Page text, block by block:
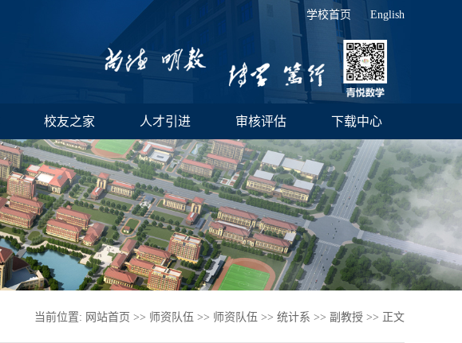
学校首页 English
校友之家 人才引进 审核评估 下载中心
当前位置: 网站首页 >> 师资队伍 >> 师资队伍 >> 统计系 >> 副教授 >> 正文